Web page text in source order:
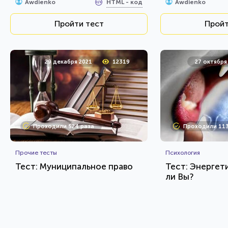
Awdienko HTML - код
Пройти тест
Awdienko
29 декабря 2021 12319
Проходили 524 раза
Прочие тесты
Тест: Муниципальное право
27 октября
Проходили
Психология
Тест:
ли Вы?